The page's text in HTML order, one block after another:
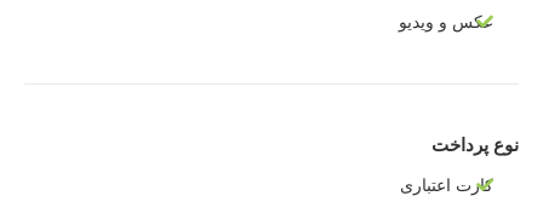
عکس و ویدیو
نوع پرداخت
کارت اعتباری